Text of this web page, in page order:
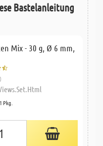
Bastelanleitung
Mix - 30 g, Ø 6 mm,
1 Pkg.